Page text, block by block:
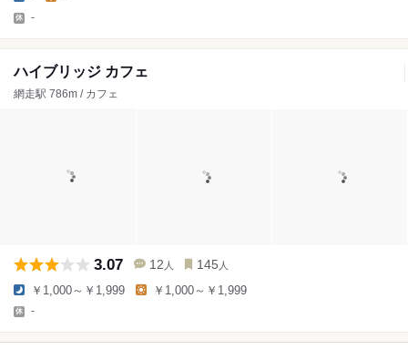
-
ハイブリッジ カフェ
網走駅 786m / カフェ
3.07 12 人 145 人
￥1,000～￥1,999 ￥1,000～￥1,999
-